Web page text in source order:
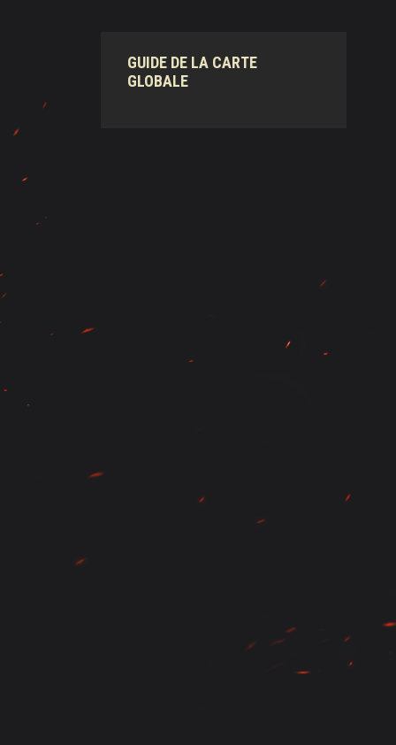
GUIDE DE LA CARTE
GLOBALE